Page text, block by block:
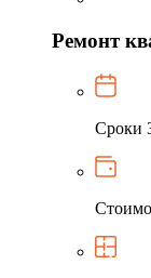
Ремонт
Сроки